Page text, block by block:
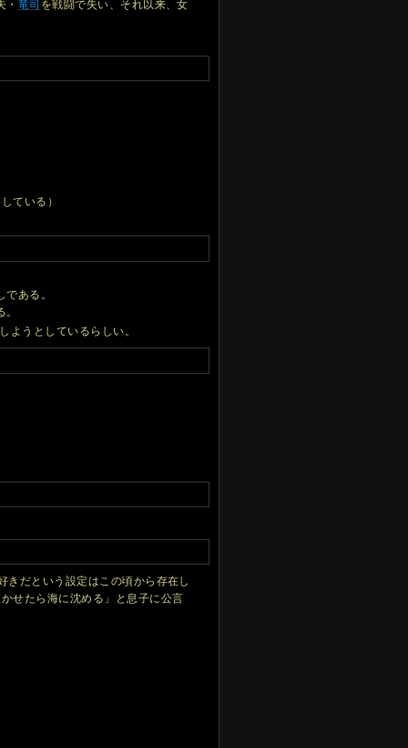
竜司 を戦闘で失い、それ以来、女
ている）
ある。
ようとしているらしい。
きだという設定はこの頃から存在し
せたら海に沈める」と息子に公言